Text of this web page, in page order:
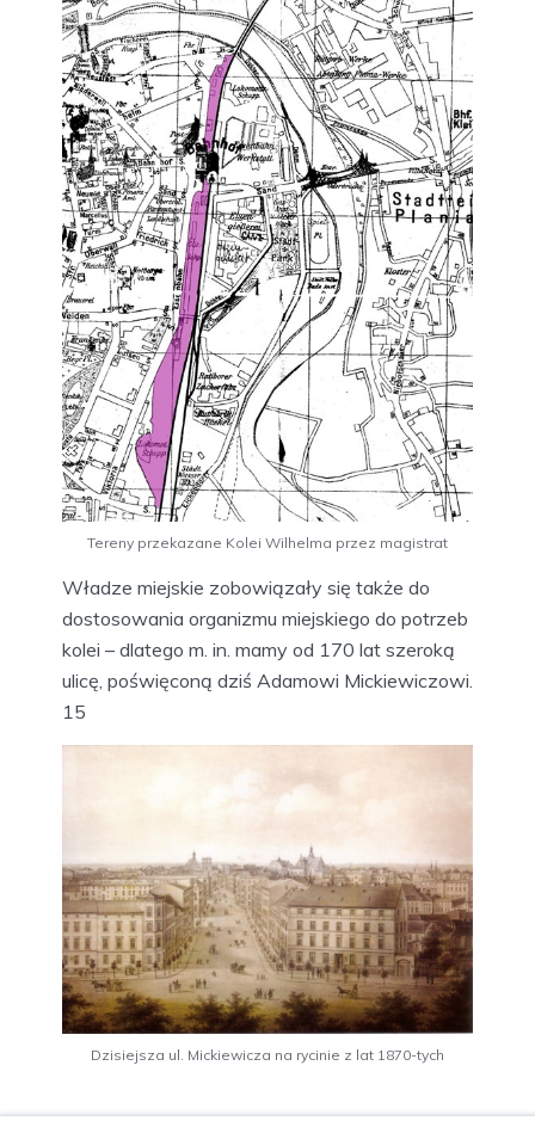
Tereny przekazane Kolei Wilhelma przez magistrat
Władze miejskie zobowiązały się także do
dostosowania organizmu miejskiego do potrzeb
kolei – dlatego m. in. mamy od 170 lat szeroką
ulicę, poświęconą dziś Adamowi Mickiewiczowi.
15
Dzisiejsza ul. Mickiewicza na rycinie z lat 1870-tych